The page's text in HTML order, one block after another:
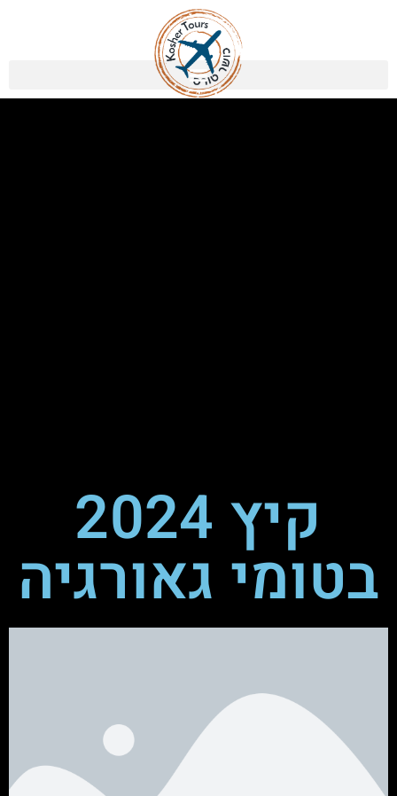
קיץ 2024
בטומי גאורגיה